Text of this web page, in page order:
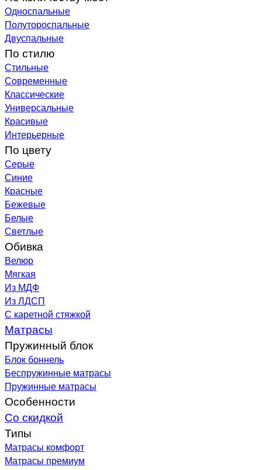
Односпальные
Полутороспальные
Двуспальные
По стилю
Стильные
Современные
Классические
Универсальные
Красивые
Интерьерные
По цвету
Серые
Синие
Красные
Бежевые
Белые
Светлые
Обивка
Велюр
Мягкая
Из МДФ
Из ЛДСП
С каретной стяжкой
Матрасы
Пружинный блок
Блок боннель
Беспружинные матрасы
Пружинные матрасы
Особенности
Со скидкой
Типы
Матрасы комфорт
Матрасы премиум